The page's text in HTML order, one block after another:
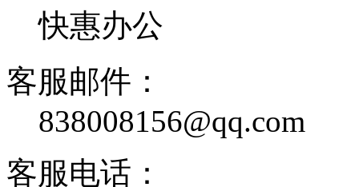
快惠办公
客服邮件：
838008156@qq.com
客服电话：